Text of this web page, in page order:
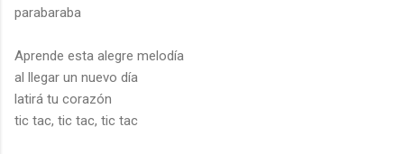
parabaraba
Aprende esta alegre melodía
al llegar un nuevo día
latirá tu corazón
tic tac, tic tac, tic tac